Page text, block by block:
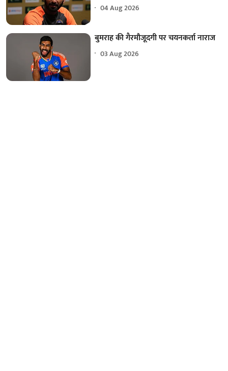
04 Aug 2026
बुमराह की गैरमौजूदगी पर चयनकर्ता नाराज
03 Aug 2026